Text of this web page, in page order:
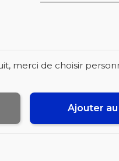
merci de choisir
Ajouter